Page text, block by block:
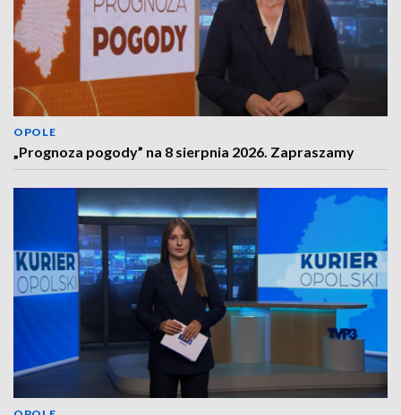
OPOLE
„Prognoza pogody” na 8 sierpnia 2026. Zapraszamy